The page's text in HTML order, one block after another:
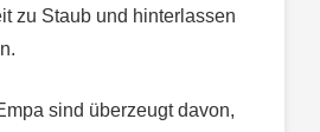
zu Staub und hinterlassen
sind überzeugt davon,